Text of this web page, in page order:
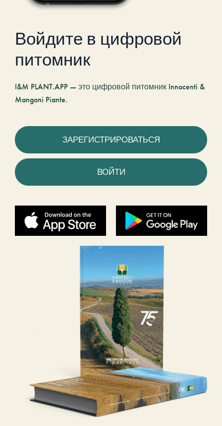
Войдите в цифровой
питомник
I&M PLANT.APP — это цифровой питомник Innocenti &
Mangoni Piante.
ЗАРЕГИСТРИРОВАТЬСЯ
ВОЙТИ